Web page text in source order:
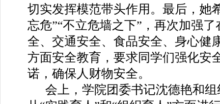
切实发挥模范带头作用。最后，她
忘危”“不立危墙之下”，再次加强
全、交通安全、食品安全、身心健
方面安全教育，要求同学们强化安
诺，确保人财物安全。
会上，学院团委书记沈德艳和